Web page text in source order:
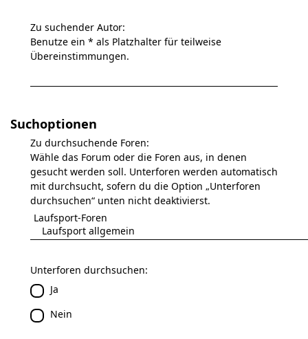
Zu suchender Autor:
Benutze ein * als Platzhalter für teilweise
Übereinstimmungen.
Suchoptionen
Zu durchsuchende Foren:
Wähle das Forum oder die Foren aus, in denen
gesucht werden soll. Unterforen werden automatisch
mit durchsucht, sofern du die Option „Unterforen
durchsuchen“ unten nicht deaktivierst.
Unterforen durchsuchen:
Ja
Nein